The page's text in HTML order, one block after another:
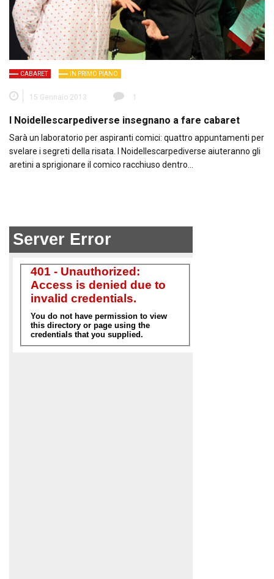
CABARET IN PRIMO PIANO
15 Gennaio 2013 1
I Noidellescarpediverse insegnano a fare cabaret
Sarà un laboratorio per aspiranti comici: quattro appuntamenti per
svelare i segreti della risata. I Noidellescarpediverse aiuteranno gli
aretini a sprigionare il comico racchiuso dentro…